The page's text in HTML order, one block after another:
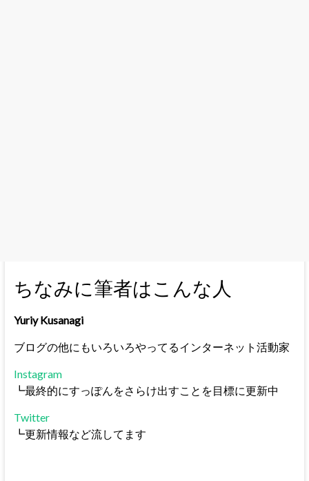
ちなみに筆者はこんな人
Yuriy Kusanagi
ブログの他にもいろいろやってるインターネット活動家
Instagram
┗最終的にすっぽんをさらけ出すことを目標に更新中
Twitter
┗更新情報など流してます